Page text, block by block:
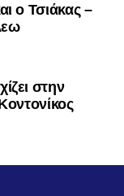
ο Τσιάκας –
στην